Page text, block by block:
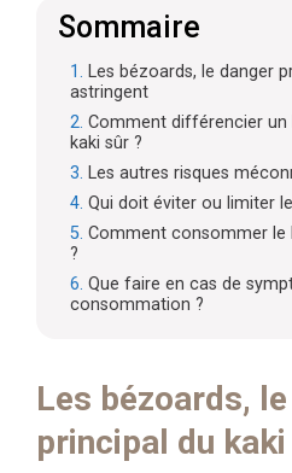
Sommaire
Les bézoards, le danger
astringent
Comment différencier un
kaki sûr ?
Les autres risques
Qui doit éviter ou limiter
Comment consommer le
?
Que faire en cas de
consommation ?
Les bézoards,
principal du